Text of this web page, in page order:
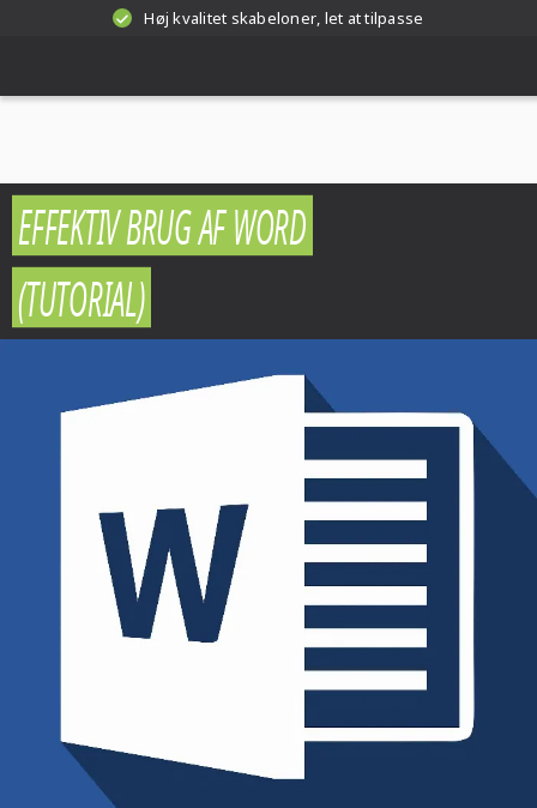
Høj kvalitet skabeloner, let at tilpasse
EFFEKTIV BRUG AF WORD
(TUTORIAL)